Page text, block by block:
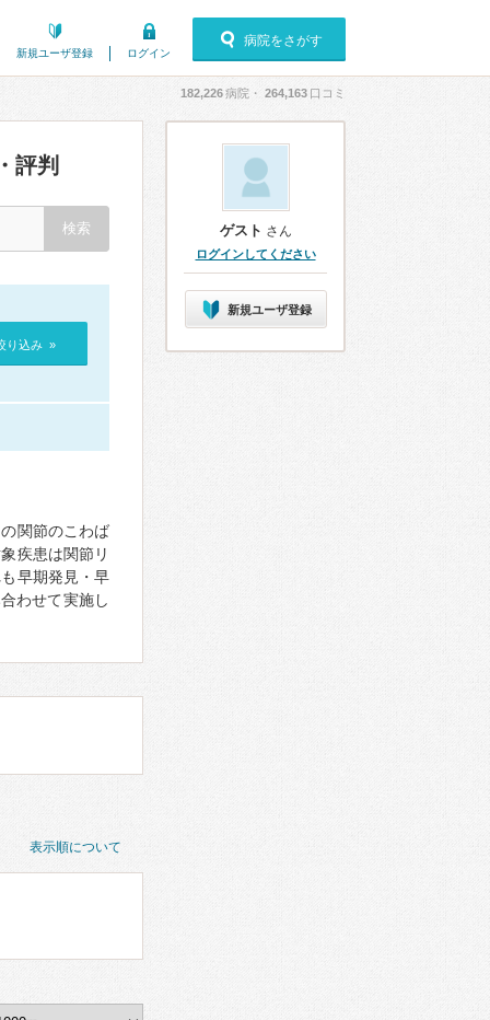
新規ユーザ登録 ログイン
病院をさがす
182,226病院・ 264,163 口コミ
評判
り込み »
関節のこわば
疾患は関節リ
早期発見・早
わせて実施し
表示順について
ゲスト さん
ログインしてください
新規ユーザ登録